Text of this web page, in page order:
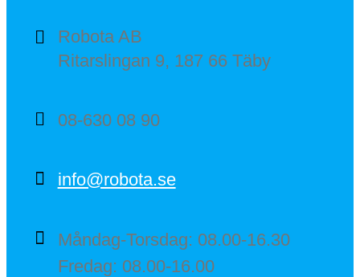
Robota AB
Ritarslingan 9, 187 66 Täby
08-630 08 90
info@robota.se
Måndag-Torsdag: 08.00-16.30
Fredag: 08.00-16.00